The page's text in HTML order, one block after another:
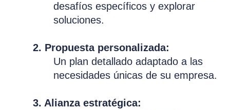
desafíos específicos y explorar
soluciones.
2. Propuesta personalizada:
Un plan detallado adaptado a las
necesidades únicas de su empresa.
3. Alianza estratégica: